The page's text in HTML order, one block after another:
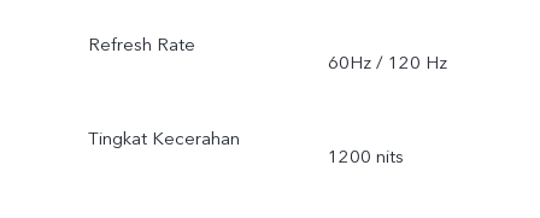
Refresh Rate
60Hz / 120 Hz
Tingkat Kecerahan
1200 nits